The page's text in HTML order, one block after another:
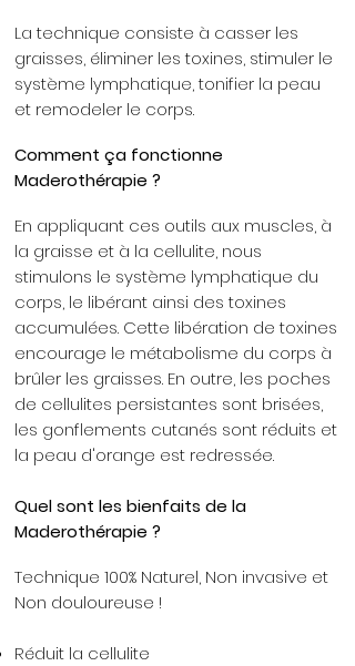
La technique consiste à casser les
graisses, éliminer les toxines, stimuler le
système lymphatique, tonifier la peau
et remodeler le corps.
Comment ça fonctionne
Maderothérapie ?
En appliquant ces outils aux muscles, à
la graisse et à la cellulite, nous
stimulons le système lymphatique du
corps, le libérant ainsi des toxines
accumulées. Cette libération de toxines
encourage le métabolisme du corps à
brûler les graisses. En outre, les poches
de cellulites persistantes sont brisées,
les gonflements cutanés sont réduits et
la peau d'orange est redressée.
Quel sont les bienfaits de la
Maderothérapie ?
Technique 100% Naturel, Non invasive et
Non douloureuse !
Réduit la cellulite